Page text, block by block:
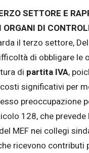
SETTORE E
ORGANI DI
il terzo settore,
di obbligare le
di partita IVA,
significativi per
preoccupazione
128, che
MEF nei collegi
ricevono contributi